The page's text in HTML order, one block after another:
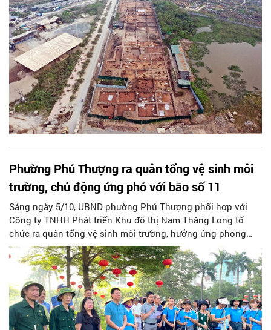
Phường Phú Thượng ra quân tổng vệ sinh môi
trường, chủ động ứng phó với bão số 11
Sáng ngày 5/10, UBND phường Phú Thượng phối hợp với
Công ty TNHH Phát triển Khu đô thị Nam Thăng Long tổ
chức ra quân tổng vệ sinh môi trường, hưởng ứng phong
trào “Sáng - Xanh - Sạch - Đẹp”. Hoạt động diễn ra trong
không khí khẩn trương, trách nhiệm, thể hiện tinh thần chủ
động của chính quyền và nhân dân địa phương trong việc
bảo vệ môi trường, giữ gìn cảnh quan đô thị và sẵn sàng
ứng phó với cơn bão số 11 đang tiến gần.